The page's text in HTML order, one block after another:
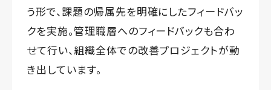
う形で、課題の帰属先を明確にしたフィードバッ
クを実施。管理職層へのフィードバックも合わ
せて行い、組織全体での改善プロジェクトが動
き出しています。